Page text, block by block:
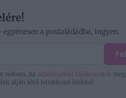
a postaládádba, ingyen.
nekem. Az adatkezelési tájékoztatót
alján lévő leiratkozó linkkel.